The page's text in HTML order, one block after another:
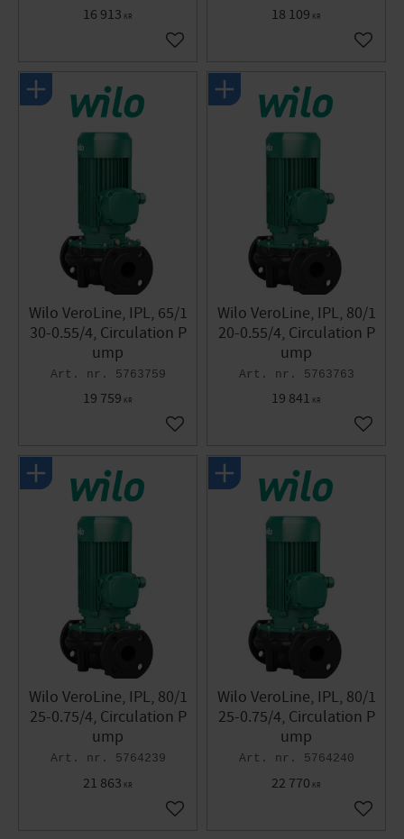
16 913 KR
Add to favorites
18 109 KR
Add
Wilo VeroLine, IPL, 65/1
30-0.55/4, Circulation P
ump
5763759
19 759 KR
Add to favorites
Wilo VeroLine, IPL, 80/1
20-0.55/4, Circulation P
ump
5763763
19 841 KR
Add
Wilo VeroLine, IPL, 80/1
25-0.75/4, Circulation P
ump
5764239
21 863 KR
Add to favorites
Wilo VeroLine, IPL, 80/1
25-0.75/4, Circulation P
ump
5764240
22 770 KR
Add